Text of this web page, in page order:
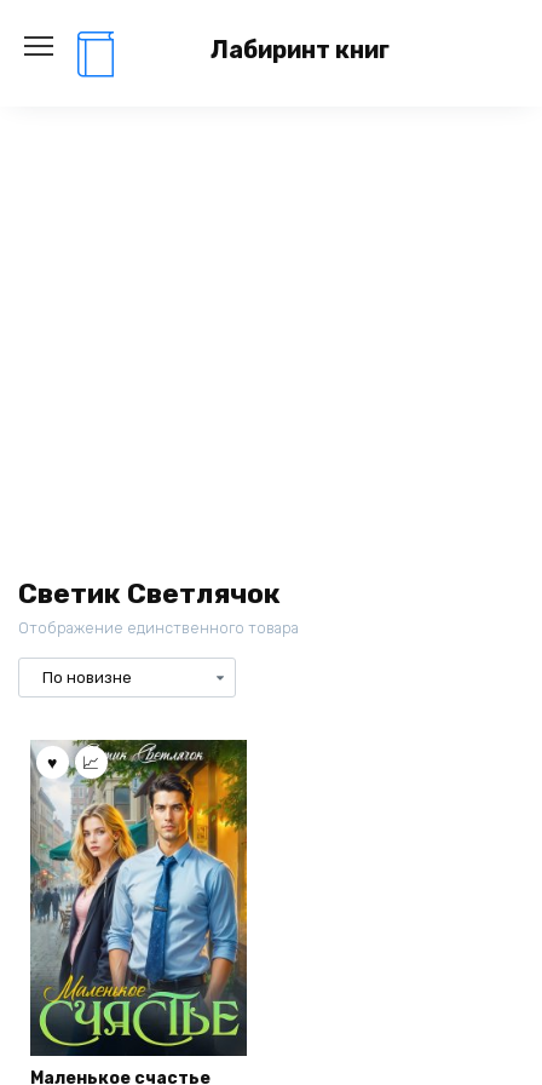
содержанию
Лабиринт книг
Светик Светлячок
Отображение единственного товара
Маленькое счастье